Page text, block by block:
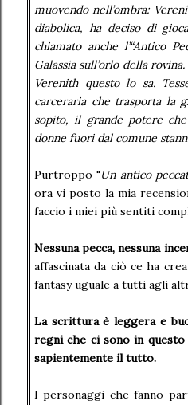
muovendo nell’ombra:
diabolica, ha deciso di
chiamato anche l’“Antico
Galassia sull’orlo della
Verenith questo lo sa.
carceraria che trasporta la
sopito, il grande potere
donne fuori dal comune
Purtroppo "Un antico
ora vi posto la mia recensione. Sono grata all'autrice che m' ha omaggiato del
faccio i miei più sentiti
Nessuna pecca, nessuna
affascinata da ciò ce ha
fantasy uguale a tutti agli
La scrittura è leggera e
regni che ci sono in questo
sapientemente il tutto.
I personaggi che fanno